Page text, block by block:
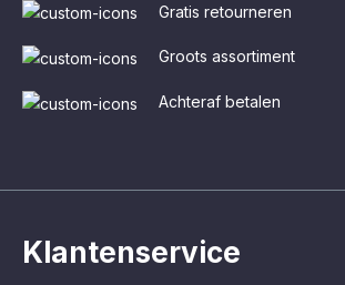
Klantenservice
Gratis retourneren
Groots assortiment
Achteraf betalen